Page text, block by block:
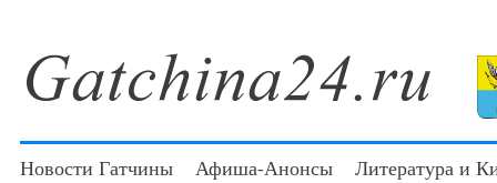
Новости Гатчины Афиша-Анонсы
Литература и